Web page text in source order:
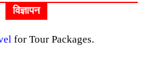
विज्ञापन
for Tour Packages.